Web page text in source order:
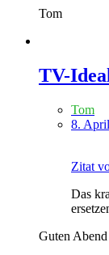
Tom
TV-
Tom
8.
Zitat
Das
Guten Abend